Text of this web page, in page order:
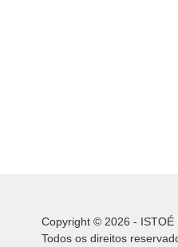
Copyright © 2026 - ISTOÉ
Todos os direitos